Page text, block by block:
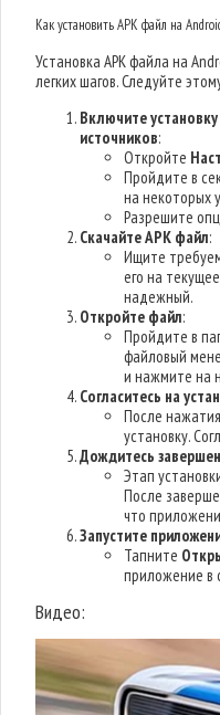
Как установить APK файл на
Установка APK файла на
легких шагов. Следуйте
Включите
источников:
Откройте
Пройдите в
на некоторых
Разрешите
Скачайте APK файл:
Ищите
его на
надежный.
Откройте файл:
Пройдите в
файловый
и нажмите на
Согласитесь на
После
установку.
Дождитесь
Этап
После
что
Запустите
Тапните
приложение в
Видео: